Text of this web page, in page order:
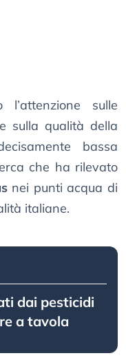
sulle
sulla qualità della
bassa
che ha rilevato
nei punti acqua di
italiane.
dai pesticidi
a tavola